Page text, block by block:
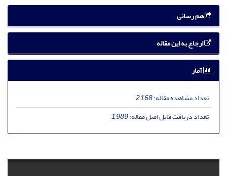
هم رسانی
ارجاع به این مقاله
آمار
تعداد مشاهده مقاله:2,168
تعداد دریافت فایل اصل مقاله:1,989